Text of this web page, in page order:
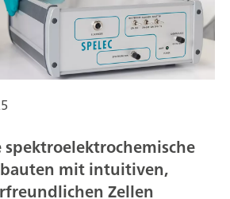
spektroelektrochemische
mit intuitiven,
Zellen